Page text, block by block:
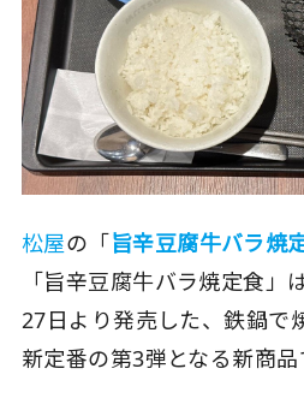
松屋の「旨辛豆腐牛バラ焼
「旨辛豆腐牛バラ焼定食」
27日より発売した、鉄鍋で
新定番の第3弾となる新商品